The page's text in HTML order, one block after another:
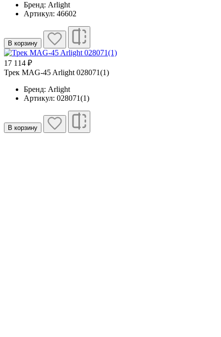
Бренд: Arlight
Артикул: 46602
В корзину
17 114 ₽
Трек MAG-45 Arlight 028071(1)
Бренд: Arlight
Артикул: 028071(1)
В корзину